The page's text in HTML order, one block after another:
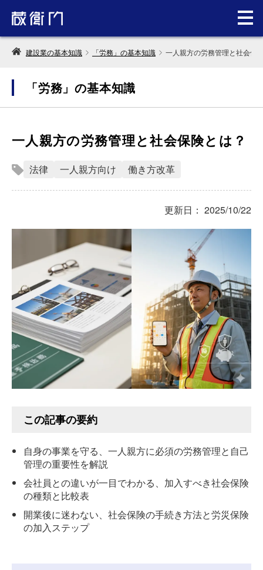
建設業の基本知識 「労務」の基本知識 一人親方の労務管理と社会保
「労務」の基本知識
一人親方の労務管理と社会保険とは？
法律 一人親方向け 働き方改革
更新日： 2025/10/22
この記事の要約
自身の事業を守る、一人親方に必須の労務管理と自己
管理の重要性を解説
会社員との違いが一目でわかる、加入すべき社会保険
の種類と比較表
開業後に迷わない、社会保険の手続き方法と労災保険
の加入ステップ